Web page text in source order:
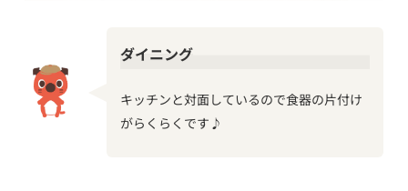
ダイニング
キッチンと対面しているので食器の片付け
がらくらくです♪